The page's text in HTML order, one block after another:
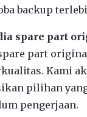
backup
spare part
part
Kami
pilihan
pengerjaan.